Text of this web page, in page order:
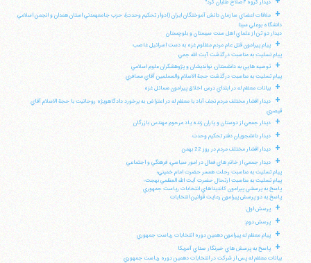
ديدار گروه "اصلاح طلبان كرد"
+
ملاقات اعضاي سازمان دانش آموختگان ايران (ادوار تحكيم وحدت)، حزب جامعهمدني استان همدان و انجمن اسلامي
دانشگاه بوعلي سينا
ديدار دو تن از علماي اهل سنت سيستان و بلوچستان
+
پيام پيرامون قتل عام مردم مظلوم غزه به دست اسرائيل غاصب
پيام تسليت به مناسبت درگذشت آيت الله جمي
+
توصيه هايي به دانشمندان، نوانديشان و پژوهشگران علوم اسلامي
پيام تسليت به مناسبت درگذشت حجة الاسلام والمسلمين آقاي مسافري
+ بيانات معظم له در ابتداي درس اخلاق پيرامون مسائل غزه
+
ديدار اقشار مختلف مردم نجف آباد با معظم له در اعتراض به برخورد دادگاهويژه روحانيت با حجة الاسلام آقاي
قيصري
+ ديدار جمعي از دوستان و ياران زنده ياد مرحوم مهندس بازرگان
+ ديدار دانشجويان دفتر تحكيم وحدت
+ ديدار اقشار مختلف مردم در روز 22 بهمن
+
ديدار جمعي از خانم هاي فعال در امور سياسي، فرهنگي و اجتماعي
پيام تسليت به مناسبت رحلت همسر حضرت امام خميني؛
پيام تسليت به مناسبت ارتحال حضرت آيت الله العظمي بهجت؛
پاسخ به پرسشي پيرامون كانديداهاي انتخابات رياست جمهوري
پاسخ به دو پرسش پيرامون رعايت قوانين انتخابات
+ پرسش اول:
+ پرسش دوم:
+ پيام معظم له پيرامون دهمين دوره انتخابات رياست جمهوري
+
پاسخ به پرسش هاي خبرنگار صداي آمريكا
بيانات معظم له پس از شركت در انتخابات دهمين دوره رياست جمهوري